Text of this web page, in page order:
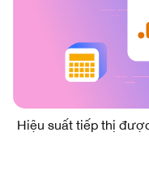
Hiệu suất tiếp thị